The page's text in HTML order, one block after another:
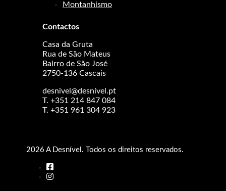
Montanhismo
Contactos
Casa da Gruta
Rua de São Mateus
Bairro de São José
2750-136 Cascais
desnivel@desnivel.pt
T. +351 214 847 084
T. +351 961 304 923
2026 A Desnível. Todos os direitos reservados.